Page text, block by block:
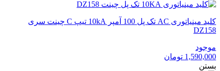
کلید مینیاتوری AC تک پل 100 آمپر 10kA تیپ C چینت سری
DZ158
موجود
1,590,000 تومان
بستن